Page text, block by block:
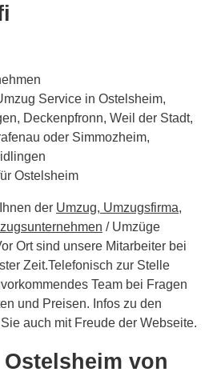
Service in Ostelsheim,
Deckenpfronn, Weil der Stadt,
oder Simmozheim,
Ostelsheim
der Umzug, Umzugsfirma,
/ Umzüge
Ort sind unsere Mitarbeiter bei
Zeit.Telefonisch zur Stelle
Team bei Fragen
und Preisen. Infos zu den
auch mit Freude der Webseite.
von